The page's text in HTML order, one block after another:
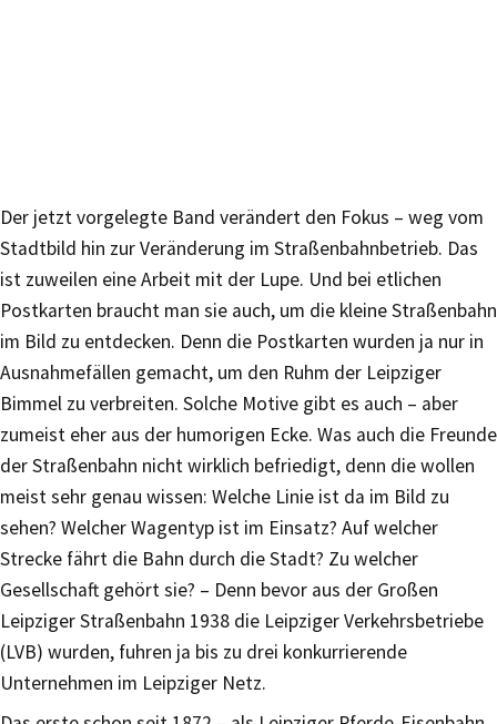
Der jetzt vorgelegte Band verändert den Fokus – weg vom
Stadtbild hin zur Veränderung im Straßenbahnbetrieb. Das
ist zuweilen eine Arbeit mit der Lupe. Und bei etlichen
Postkarten braucht man sie auch, um die kleine Straßenbahn
im Bild zu entdecken. Denn die Postkarten wurden ja nur in
Ausnahmefällen gemacht, um den Ruhm der Leipziger
Bimmel zu verbreiten. Solche Motive gibt es auch – aber
zumeist eher aus der humorigen Ecke. Was auch die Freunde
der Straßenbahn nicht wirklich befriedigt, denn die wollen
meist sehr genau wissen: Welche Linie ist da im Bild zu
sehen? Welcher Wagentyp ist im Einsatz? Auf welcher
Strecke fährt die Bahn durch die Stadt? Zu welcher
Gesellschaft gehört sie? – Denn bevor aus der Großen
Leipziger Straßenbahn 1938 die Leipziger Verkehrsbetriebe
(LVB) wurden, fuhren ja bis zu drei konkurrierende
Unternehmen im Leipziger Netz.